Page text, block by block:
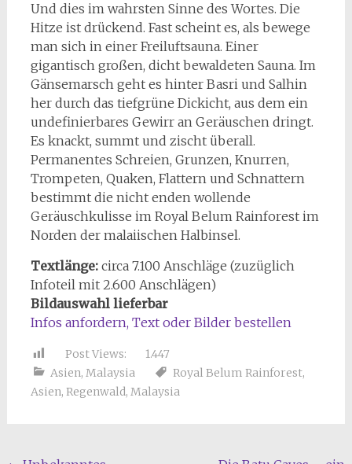
Und dies im wahrsten Sinne des Wortes. Die
Hitze ist drückend. Fast scheint es, als bewege
man sich in einer Freiluftsauna. Einer
gigantisch großen, dicht bewaldeten Sauna. Im
Gänsemarsch geht es hinter Basri und Salhin
her durch das tiefgrüne Dickicht, aus dem ein
undefinierbares Gewirr an Geräuschen dringt.
Es knackt, summt und zischt überall.
Permanentes Schreien, Grunzen, Knurren,
Trompeten, Quaken, Flattern und Schnattern
bestimmt die nicht enden wollende
Geräuschkulisse im Royal Belum Rainforest im
Norden der malaiischen Halbinsel.
Textlänge:circa 7.100 Anschläge (zuzüglich
Infoteil mit 2.600 Anschlägen)
Bildauswahl lieferbar
Infos anfordern, Text oder Bilder bestellen
Post Views:
1.447
Asien, Malaysia Royal Belum Rainforest,
Asien, Regenwald, Malaysia